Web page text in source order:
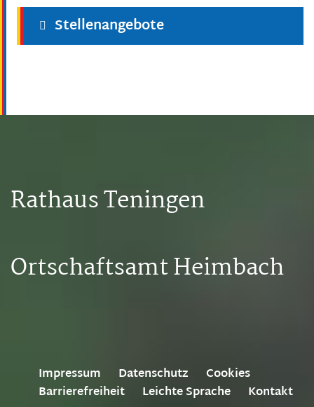
Stellenangebote
Rathaus Teningen
Ortschaftsamt Heimbach
Impressum Datenschutz
Cookies
Barrierefreiheit
Leichte Sprache Kontakt